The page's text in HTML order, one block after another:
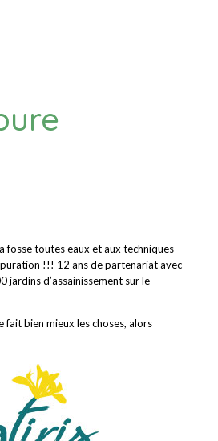
fosse toutes eaux et aux techniques
!!! 12 ans de partenariat avec
jardins d’assainissement sur le
fait bien mieux les choses, alors